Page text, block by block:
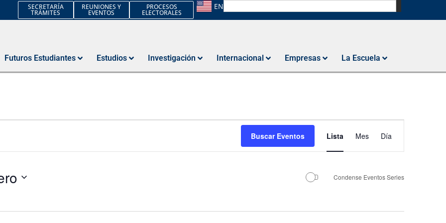
SECRETARÍA
TRÁMITES
REUNIONES Y
EVENTOS
PROCESOS
ELECTORALES
EN
Futuros Estudiantes Estudios Investigación Internacional Empresas La Escuela
Buscar Eventos
de
de
Lista Mes Día
Condense Eventos Series